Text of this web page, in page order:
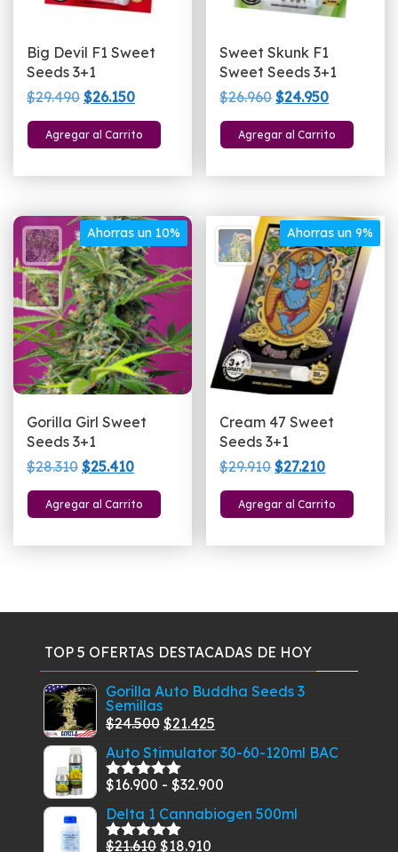
Big Devil F1 Sweet
Seeds 3+1
$29.490 El
precio
original
$26.150El
precio
actual
Agregar al Carrito
Sweet Skunk F1
Sweet Seeds 3+1
$26.960El
precio
original
$24.950El
precio
actual
Agregar al Carrito
Ahorras un 10%
Gorilla Girl Sweet
Seeds 3+1
$28.310 El
precio
original
$25.410El
precio
actual
Agregar al Carrito
Ahorras un 9%
Cream 47 Sweet
Seeds 3+1
$29.910El
precio
original
$27.210El
precio
actual
Agregar al Carrito
TOP 5 OFERTAS DESTACADAS DE HOY
Gorilla Auto Buddha Seeds 3
Semillas
$24.500 El
precio
original
era:
$24.500.
$21.425
precio
es:
$21.425.
Auto Stimulator 30-60-120ml BAC
Valorado
5
$16.900 - $32.900
precios:
Delta 1 Cannabiogen 500ml
$21.610 El
$18.910